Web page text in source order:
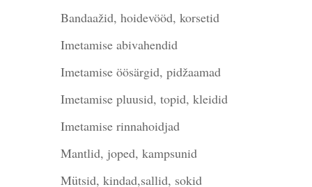
Bandaažid, hoidevööd, korsetid
Imetamise abivahendid
Imetamise öösärgid, pidžaamad
Imetamise pluusid, topid, kleidid
Imetamise rinnahoidjad
Mantlid, joped, kampsunid
Mütsid, kindad,sallid, sokid